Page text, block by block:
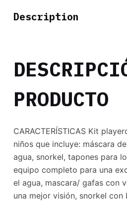
Description
PRODUCTO
CARACTERÍSTICAS Kit
niños que incluye: máscara
agua, snorkel, tapones para
equipo completo para una
el agua, mascara/ gafas con
una mejor visión, snorkel